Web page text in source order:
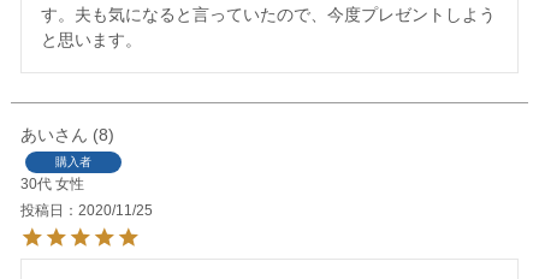
す。夫も気になると言っていたので、今度プレゼントしよう
と思います。
あい 8
購入者
30代 女性
投稿日
2020/11/25